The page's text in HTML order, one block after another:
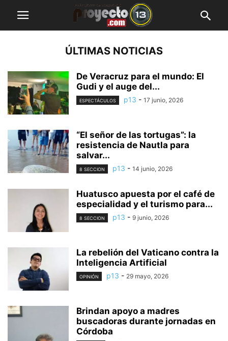
ÚLTIMAS NOTICIAS
De Veracruz para el mundo: El
Gudi y el auge del...
ESPECTÁCULOS p13 - 17 junio, 2026
“El señor de las tortugas”: la
resistencia de Nautla para
salvar...
8 SECCION p13 - 14 junio, 2026
Huatusco apuesta por el café de
especialidad y el turismo para...
8 SECCION p13 - 9 junio, 2026
La rebelión del Vaticano contra la
Inteligencia Artificial
OPINIÓN p13 - 29 mayo, 2026
Brindan apoyo a madres
buscadoras durante jornadas en
Córdoba